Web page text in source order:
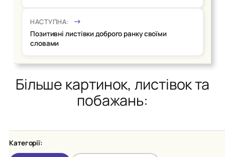
НАСТУПНА:
Позитивні листівки доброго ранку своїми
словами
Більше картинок, листівок та
побажань:
Категорії: